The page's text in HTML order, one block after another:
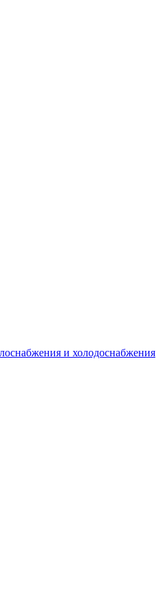
и холодоснабжения